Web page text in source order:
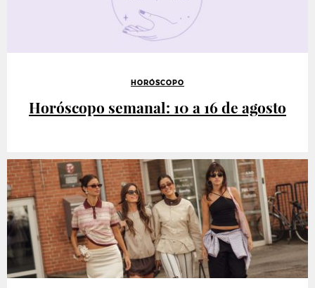
HORÓSCOPO
Horóscopo semanal: 10 a 16 de agosto